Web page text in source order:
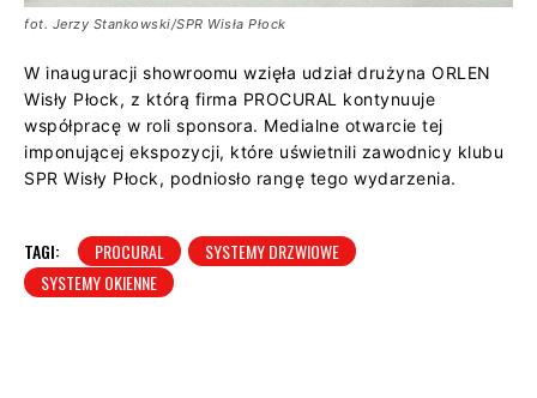
fot. Jerzy Stankowski/SPR Wisła Płock
W inauguracji showroomu wzięła udział drużyna ORLEN
Wisły Płock, z którą firma PROCURAL kontynuuje
współpracę w roli sponsora. Medialne otwarcie tej
imponującej ekspozycji, które uświetnili zawodnicy klubu
SPR Wisły Płock, podniosło rangę tego wydarzenia.
TAGI: PROCURAL
SYSTEMY DRZWIOWE
SYSTEMY OKIENNE